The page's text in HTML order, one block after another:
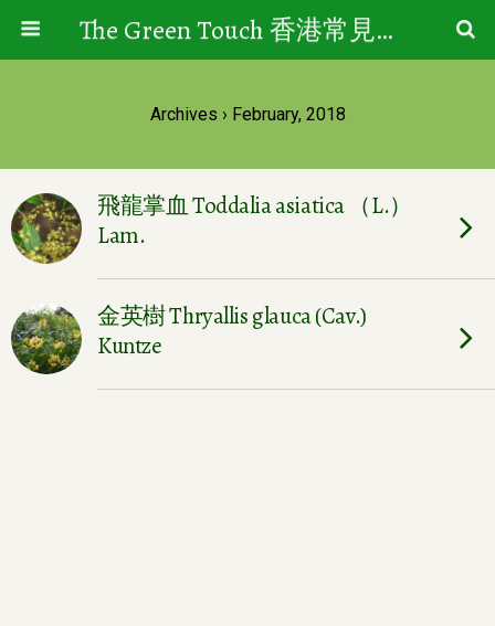
The Green Touch 香港常見樹木園藝生活
Archives › February, 2018
飛龍掌血 Toddalia asiatica （L.）
Lam.
金英樹 Thryallis glauca (Cav.)
Kuntze